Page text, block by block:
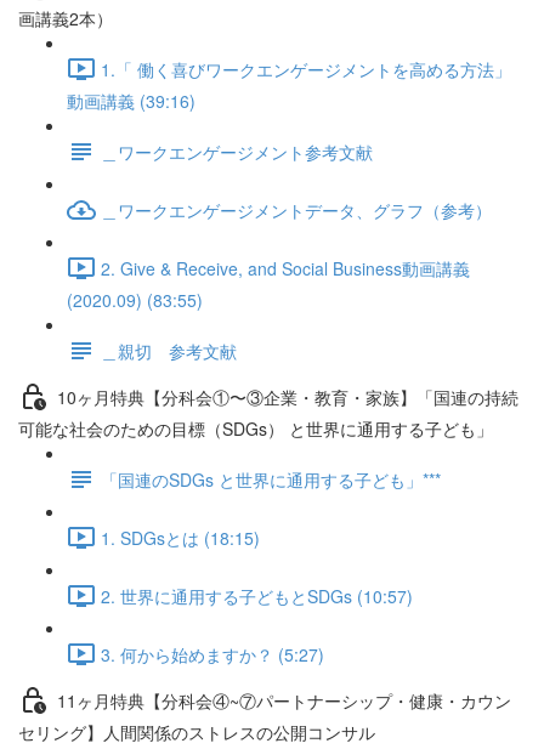
画講義2本）
1.「 働く喜びワークエンゲージメントを高める方法」
動画講義 (39:16)
＿ワークエンゲージメント参考文献
＿ワークエンゲージメントデータ、グラフ（参考）
2. Give & Receive, and Social Business動画講義
(2020.09) (83:55)
＿親切 参考文献
10ヶ月特典【分科会①〜③企業・教育・家族】「国連の持続
可能な社会のための目標（SDGs） と世界に通用する子ども」
「国連のSDGs と世界に通用する子ども」***
1. SDGsとは (18:15)
2. 世界に通用する子どもとSDGs (10:57)
3. 何から始めますか？ (5:27)
11ヶ月特典【分科会④~⑦パートナーシップ・健康・カウン
セリング】人間関係のストレスの公開コンサル